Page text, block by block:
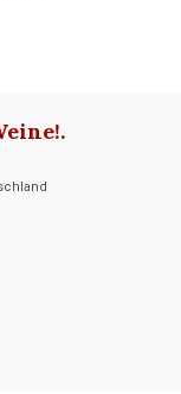
.